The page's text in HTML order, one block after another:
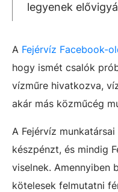
legyenek
A Fejérvíz Facebook-
hogy ismét csalók
vízműre hivatkozva,
akár más közműcég
A Fejérvíz
készpénzt, és mindig
viselnek. Amennyiben
kötelesek felmutatni